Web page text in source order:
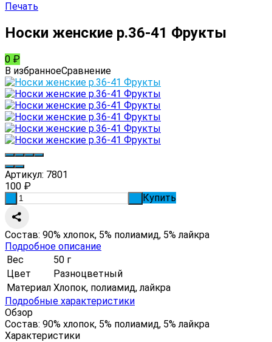
Печать
Носки женские р.36-41 Фрукты
0 ₽
В избранноеСравнение
Артикул: 7801
100 ₽
Купить
Состав: 90% хлопок, 5% полиамид, 5% лайкра
Подробное описание
Вес
50 г
Цвет
Разноцветный
Материал Хлопок, полиамид, лайкра
Подробные характеристики
Обзор
Состав: 90% хлопок, 5% полиамид, 5% лайкра
Характеристики